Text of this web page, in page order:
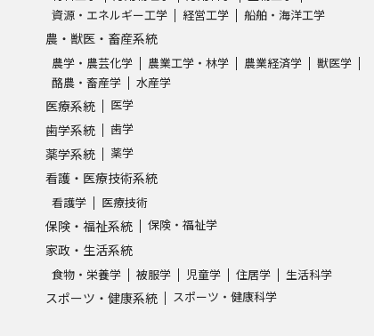
資源・エネルギー工学
経営工学 船舶・海洋工学
農・獣医・畜産系統
農学・農芸化学 農業工学・林学 農業経済学
獣医学
酪農・畜産学
水産学
医療系統 医学
歯学系統 歯学
薬学系統 薬学
看護・医療技術系統
看護学 医療技術
保険・福祉系統 保険・福祉学
家政・生活系統
食物・栄養学 被服学 児童学 住居学 生活科学
スポーツ・健康系統 スポーツ・健康科学